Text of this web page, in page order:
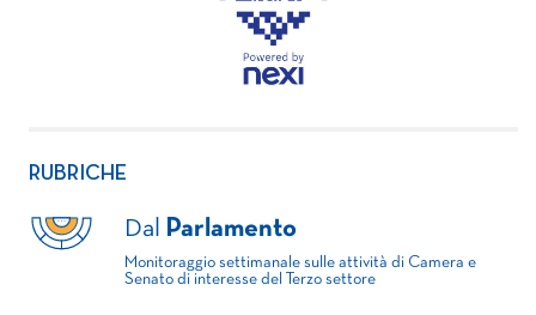
RUBRICHE
Dal Parlamento
Monitoraggio settimanale sulle attività di Camera e
Senato di interesse del Terzo settore